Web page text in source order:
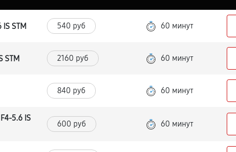
STM 540 руб 60 минут
STM 2160 руб 60 минут
840 руб 60 минут
5.6 IS
600 руб 60 минут